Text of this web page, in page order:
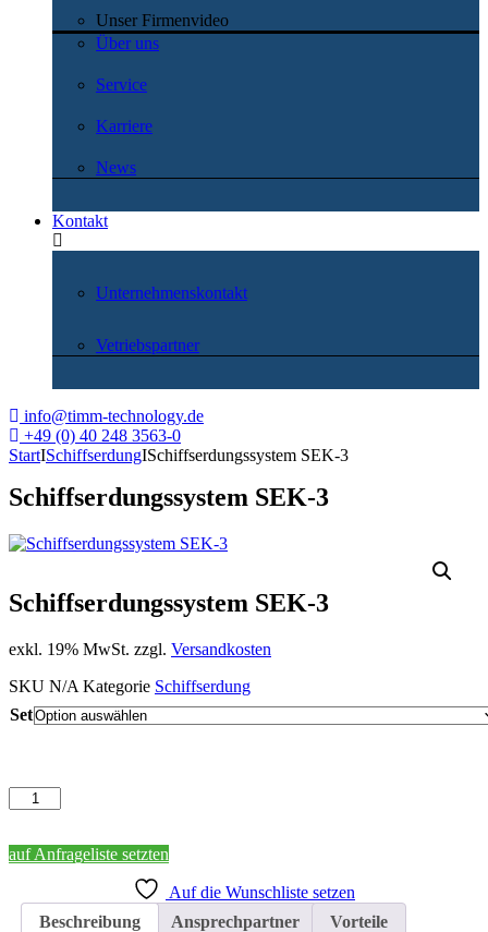
Unser Firmenvideo
Über uns
Service
Karriere
News
Kontakt
Unternehmenskontakt
Vetriebspartner
info@timm-technology.de
+49 (0) 40 248 3563-0
StartISchiffserdungISchiffserdungssystem SEK-3
Schiffserdungssystem SEK-3
Schiffserdungssystem SEK-3
exkl. 19% MwSt. zzgl. Versandkosten
SKU N/A Kategorie Schiffserdung
Set
Schiffserdungssystem
SEK-
Menge
auf Anfrageliste setzten
Auf die Wunschliste setzen
Beschreibung
Ansprechpartner Vorteile